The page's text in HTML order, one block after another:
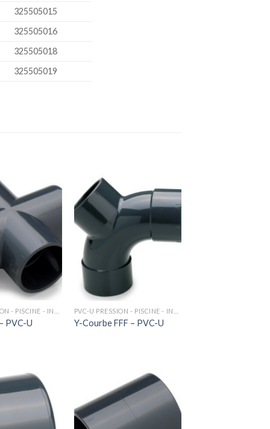
325505015
325505016
325505018
325505019
PVC-U Y-Courbe FFF – PVC-U